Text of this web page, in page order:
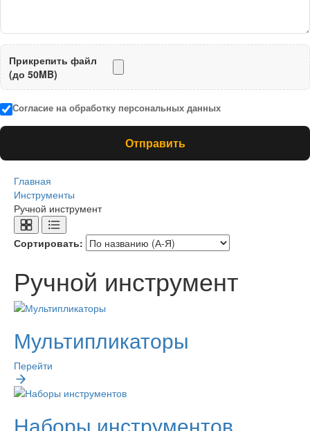
Прикрепить файл
(до 50MB)
Согласие на обработку персональных данных
Отправить
Главная
Инструменты
Ручной инструмент
Сортировать:
Ручной инструмент
Мультипликаторы
Перейти